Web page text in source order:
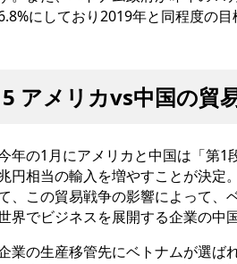
にしており2019年と同程度の目
5 アメリカvs中国の貿
年の1月にアメリカと中国は「第1
円相当の輸入を増やすことが決定
、この貿易戦争の影響によって、
界でビジネスを展開する企業の中
業の生産移管先にベトナムが選ば